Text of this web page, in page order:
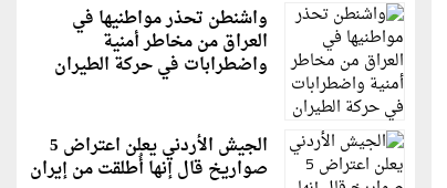
واشنطن تحذر مواطنيها في
العراق من مخاطر أمنية
واضطرابات في حركة الطيران
الجيش الأردني يعلن اعتراض 5
صواريخ قال إنها أُطلقت من إيران